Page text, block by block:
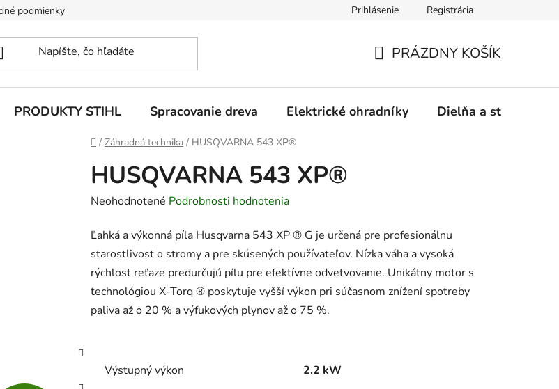
podmienky Zásady používania súborov cookies Záručný a pozáručný servis
Prihlásenie Registrácia
KOŠÍK
PRÁZDNY KOŠÍK
PRODUKTY STIHL Spracovanie dreva Elektrické ohradníky Dielňa a stavba
Domov
/ Záhradná technika / HUSQVARNA 543 XP®
HUSQVARNA 543 XP®
Priemerné
produktu
je
0,0
z
5
Neohodnotené Podrobnosti hodnotenia
Ľahká a výkonná píla Husqvarna 543 XP ® G je určená pre profesionálnu
starostlivosť o stromy a pre skúsených používateľov. Nízka váha a vysoká
rýchlosť reťaze predurčujú pílu pre efektívne odvetvovanie. Unikátny motor s
technológiou X-Torq ® poskytuje vyšší výkon pri súčasnom znížení spotreby
paliva až o 20 % a výfukových plynov až o 75 %.
Výstupný výkon 2.2 kW